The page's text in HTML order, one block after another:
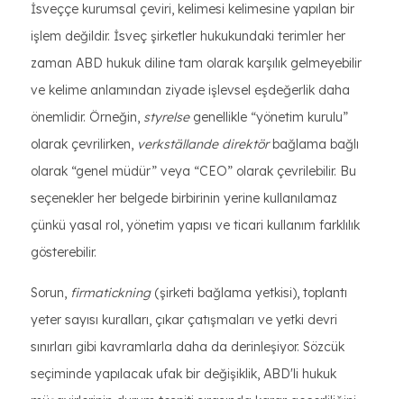
İsveççe kurumsal çeviri, kelimesi kelimesine yapılan bir
işlem değildir. İsveç şirketler hukukundaki terimler her
zaman ABD hukuk diline tam olarak karşılık gelmeyebilir
ve kelime anlamından ziyade işlevsel eşdeğerlik daha
önemlidir. Örneğin, styrelsegenellikle “yönetim kurulu”
olarak çevrilirken, verkställande direktörbağlama bağlı
olarak “genel müdür” veya “CEO” olarak çevrilebilir. Bu
seçenekler her belgede birbirinin yerine kullanılamaz
çünkü yasal rol, yönetim yapısı ve ticari kullanım farklılık
gösterebilir.
Sorun, firmatickning(şirketi bağlama yetkisi), toplantı
yeter sayısı kuralları, çıkar çatışmaları ve yetki devri
sınırları gibi kavramlarla daha da derinleşiyor. Sözcük
seçiminde yapılacak ufak bir değişiklik, ABD'li hukuk